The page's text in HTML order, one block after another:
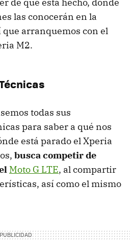
de qué está hecho, donde
las conocerán en la
arranquemos con el
M2.
todas sus
para saber a qué nos
está parado el Xperia
busca competir de
Moto G LTE, al compartir
así como el mismo